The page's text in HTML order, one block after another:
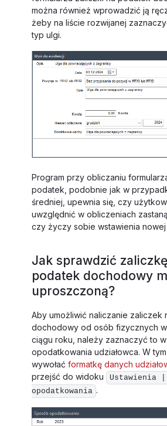
można również wprowadzić ją
żeby na liście rozwijanej
typ ulgi.
Program przy obliczaniu
podatek, podobnie jak w
średniej, upewnia się, czy
uwzględnić w obliczeniach
czy życzy sobie wstawienia nowej
Jak sprawdzić
podatek dochodowy
uproszczoną?
Aby umożliwić naliczanie zaliczek
dochodowy od osób fizycznych w
ciągu roku, należy zaznaczyć to
opodatkowania udziałowca. W
wywołać formatkę danych
przejść do widoku
Ustawienia |
opodatkowania .